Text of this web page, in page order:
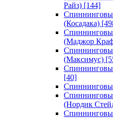
Райз) [144]
(Косадака)
(Маджор
(Максимус)
[40]
(Нордик